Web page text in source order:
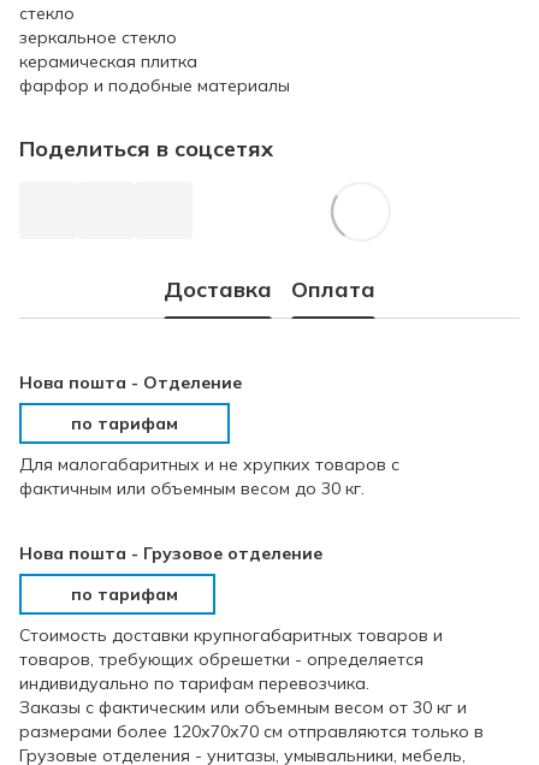
стекло
зеркальное стекло
керамическая плитка
фарфор и подобные материалы
Поделиться в соцсетях
Доставка Оплата
Нова пошта - Отделение
по тарифам
Для малогабаритных и не хрупких товаров с
фактичным или объемным весом до 30 кг.
Нова пошта - Грузовое отделение
по тарифам
Стоимость доставки крупногабаритных товаров и
товаров, требующих обрешетки - определяется
индивидуально по тарифам перевозчика.
Заказы с фактическим или объемным весом от 30 кг и
размерами более 120х70х70 см отправляются только в
Грузовые отделения - унитазы, умывальники, мебель,